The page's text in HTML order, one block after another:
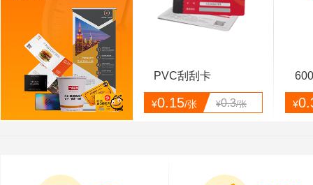
PVC刮刮卡
¥0.15/张 ¥0.3/张 ¥